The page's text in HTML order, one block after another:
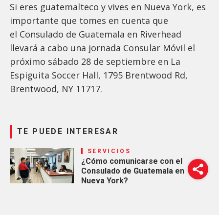
Si eres guatemalteco y vives en Nueva York, es
importante que tomes en cuenta que
el Consulado de Guatemala en Riverhead
llevará a cabo una jornada Consular Móvil el
próximo sábado 28 de septiembre en La
Espiguita Soccer Hall, 1795 Brentwood Rd,
Brentwood, NY 11717.
TE PUEDE INTERESAR
SERVICIOS
¿Cómo comunicarse con el
Consulado de Guatemala en
Nueva York?